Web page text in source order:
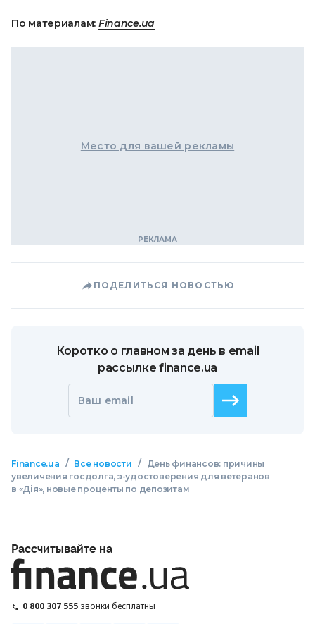
По материалам: Finance.ua
Место для вашей рекламы
ПОДЕЛИТЬСЯ НОВОСТЬЮ
Коротко о главном за день в email
рассылке finance.ua
Ваш email
Finance.ua / Все новости /
День финансов: причины
увеличения госдолга, э-удостоверения для ветеранов
в «Дія», новые проценты по депозитам
Рассчитывайте на
0 800 307 555 звонки бесплатны